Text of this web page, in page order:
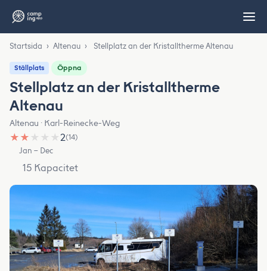
Startsida › Altenau › Stellplatz an der Kristalltherme Altenau
Ställplats Öppna
Stellplatz an der Kristalltherme
Altenau
Altenau · Karl-Reinecke-Weg
★ ★ ★ ★ ★2(14)
Jan – Dec
15 Kapacitet